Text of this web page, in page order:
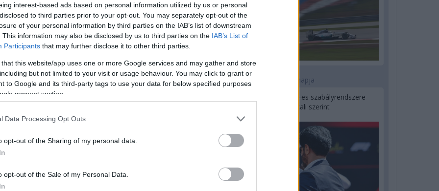
interest-based ads based on personal information utilized by us or personal
to third parties prior to your opt-out. You may separately opt-out of the
of your personal information by third parties on the IAB’s list of downstream
This information may also be disclosed by us to third parties on the IAB’s List of
Participants that may further disclose it to other third parties.
that this website/app uses one or more Google services and may gather and store
but not limited to your visit or usage behaviour. You may click to grant or
to Google and its third-party tags to use your data for below specified purposes
consent section.
Data Processing Opt Outs
opt-out of the Sharing of my personal data.
opt-out of the Sale of my Personal Data.
2 napja
Ilyen lehet a jövő F1-es szabályrendszere
Domenicali szerint